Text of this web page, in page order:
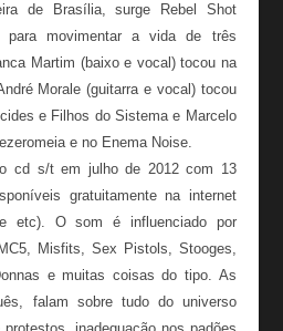
de Brasília, surge Rebel Shot
para movimentar a vida de três
Martim (baixo e vocal) tocou na
Morale (guitarra e vocal) tocou
e Filhos do Sistema e Marcelo
e no Enema Noise.
cd s/t em julho de 2012 com 13
gratuitamente na internet
e etc). O som é influenciado por
Misfits, Sex Pistols, Stooges,
e muitas coisas do tipo. As
falam sobre tudo do universo